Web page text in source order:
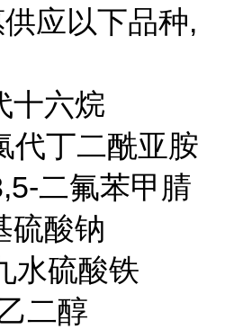
应以下品种,
十六烷
代丁二酰亚胺
二氟苯甲腈
硫酸钠
水硫酸铁
二醇